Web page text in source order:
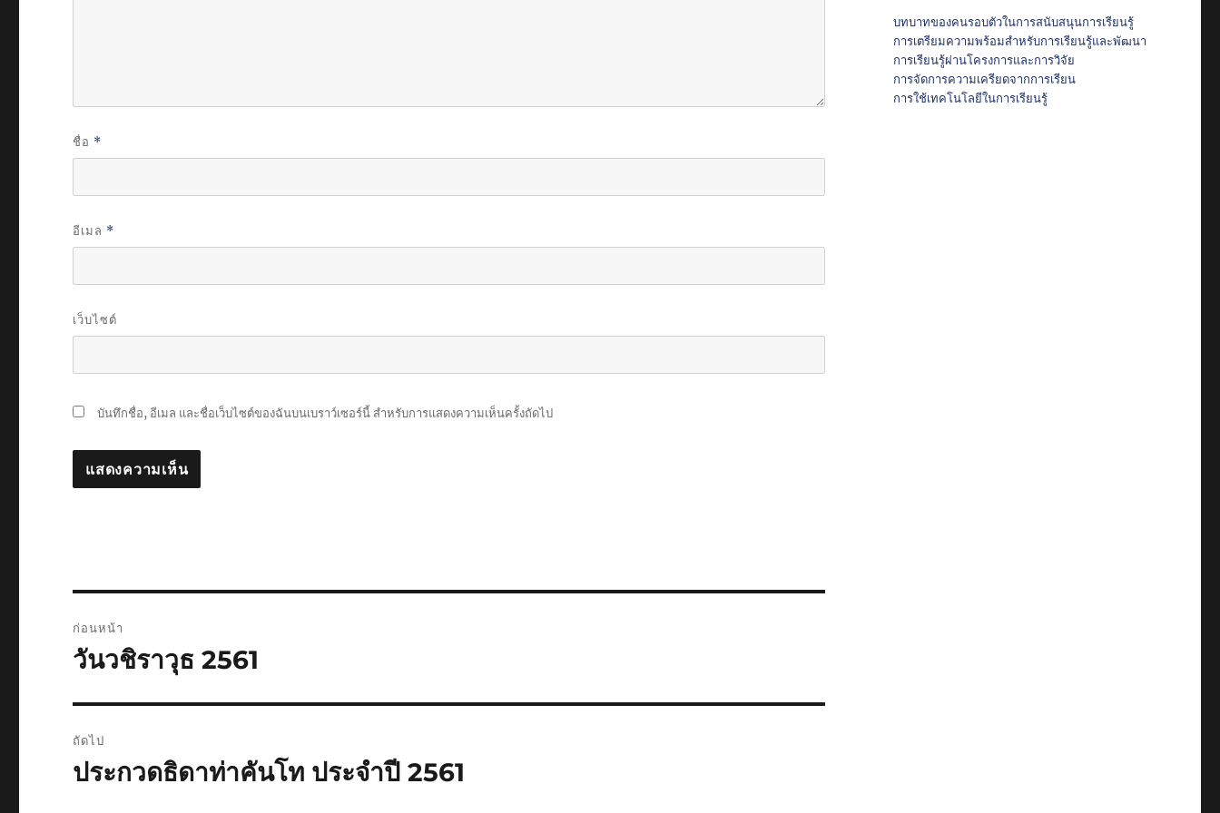
ชื่อ *
อีเมล *
เว็บไซต์
บันทึกชื่อ, อีเมล และชื่อเว็บไซต์ของฉันบนเบราว์เซอร์นี้ สำหรับการแสดงความเห็นครั้งถัดไป
เรื่อง
ก่อนหน้า
เรื่อง
หน้า:
วันวชิราวุธ 2561
ถัดไป
เรื่อง
ประกวดธิดาท่าคันโท ประจำปี 2561
บทบาทของคนรอบตัวในการสนับสนุนการเรียนรู้
การเตรียมความพร้อมสำหรับการเรียนรู้และพัฒนา
การเรียนรู้ผ่านโครงการและการวิจัย
การจัดการความเครียดจากการเรียน
การใช้เทคโนโลยีในการเรียนรู้